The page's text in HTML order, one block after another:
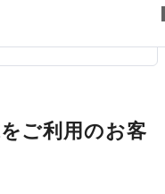
ご利用のお客